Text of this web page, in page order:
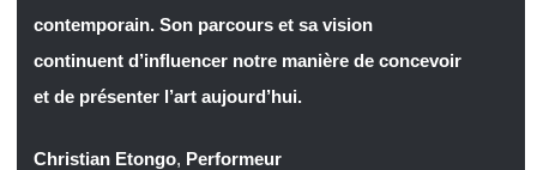
contemporain. Son parcours et sa vision
continuent d’influencer notre manière de concevoir
et de présenter l’art aujourd’hui.
Christian Etongo, Performeur